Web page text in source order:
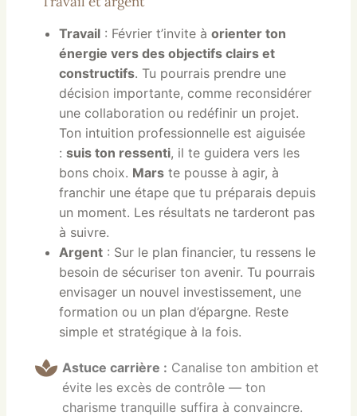
Travail : Février t’invite à orienter ton
énergie vers des objectifs clairs et
constructifs. Tu pourrais prendre une
décision importante, comme reconsidérer
une collaboration ou redéfinir un projet.
Ton intuition professionnelle est aiguisée
: suis ton ressenti, il te guidera vers les
bons choix. Mars te pousse à agir, à
franchir une étape que tu préparais depuis
un moment. Les résultats ne tarderont pas
à suivre.
Argent : Sur le plan financier, tu ressens le
besoin de sécuriser ton avenir. Tu pourrais
envisager un nouvel investissement, une
formation ou un plan d’épargne. Reste
simple et stratégique à la fois.
Astuce carrière : Canalise ton ambition et
évite les excès de contrôle — ton
charisme tranquille suffira à convaincre.